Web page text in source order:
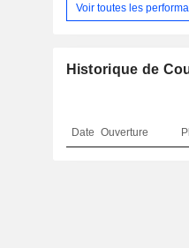
Voir toutes les
Historique de
Date Ouverture